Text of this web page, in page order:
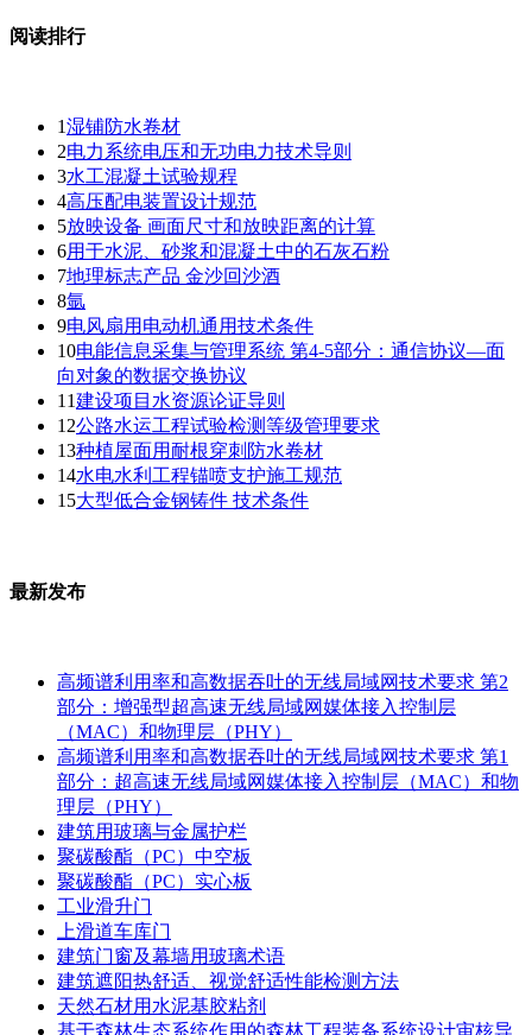
阅读排行
1湿铺防水卷材
2电力系统电压和无功电力技术导则
3水工混凝土试验规程
4高压配电装置设计规范
5放映设备 画面尺寸和放映距离的计算
6用于水泥、砂浆和混凝土中的石灰石粉
7地理标志产品 金沙回沙酒
8氩
9电风扇用电动机通用技术条件
10电能信息采集与管理系统 第4-5部分：通信协议—面
向对象的数据交换协议
11建设项目水资源论证导则
12公路水运工程试验检测等级管理要求
13种植屋面用耐根穿刺防水卷材
14水电水利工程锚喷支护施工规范
15大型低合金钢铸件 技术条件
最新发布
高频谱利用率和高数据吞吐的无线局域网技术要求 第2
部分：增强型超高速无线局域网媒体接入控制层
（MAC）和物理层（PHY）
高频谱利用率和高数据吞吐的无线局域网技术要求 第1
部分：超高速无线局域网媒体接入控制层（MAC）和物
理层（PHY）
建筑用玻璃与金属护栏
聚碳酸酯（PC）中空板
聚碳酸酯（PC）实心板
工业滑升门
上滑道车库门
建筑门窗及幕墙用玻璃术语
建筑遮阳热舒适、视觉舒适性能检测方法
天然石材用水泥基胶粘剂
基于森林生态系统作用的森林工程装备系统设计审核导